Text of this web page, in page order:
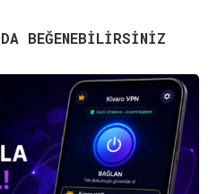
BEĞENEBILIRSINIZ